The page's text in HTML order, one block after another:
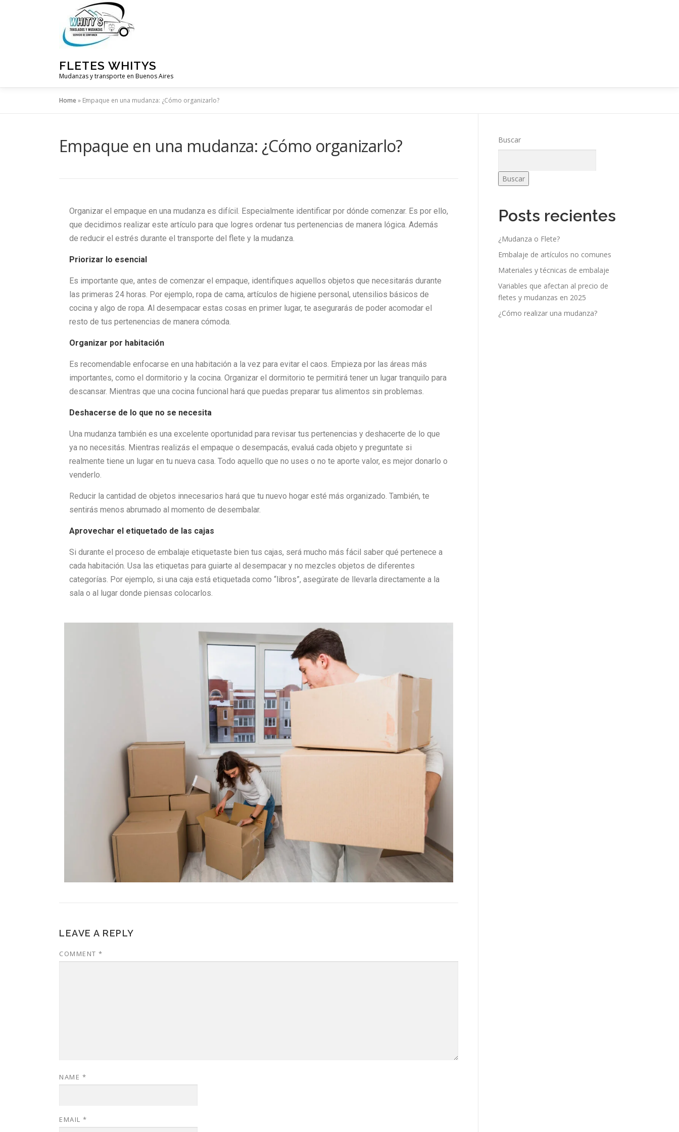
FLETES WHITYS
Mudanzas y transporte en Buenos Aires
Home» Empaque en una mudanza: ¿Cómo organizarlo?
Empaque en una mudanza: ¿Cómo organizarlo?
Organizar el empaque en una mudanza es difícil. Especialmente identificar por dónde comenzar. Es por ello,
que decidimos realizar este artículo para que logres ordenar tus pertenencias de manera lógica. Además
de reducir el estrés durante el transporte del flete y la mudanza.
Priorizar lo esencial
Es importante que, antes de comenzar el empaque, identifiques aquellos objetos que necesitarás durante
las primeras 24 horas. Por ejemplo, ropa de cama, artículos de higiene personal, utensilios básicos de
cocina y algo de ropa. Al desempacar estas cosas en primer lugar, te asegurarás de poder acomodar el
resto de tus pertenencias de manera cómoda.
Organizar por habitación
Es recomendable enfocarse en una habitación a la vez para evitar el caos. Empieza por las áreas más
importantes, como el dormitorio y la cocina. Organizar el dormitorio te permitirá tener un lugar tranquilo para
descansar. Mientras que una cocina funcional hará que puedas preparar tus alimentos sin problemas.
Deshacerse de lo que no se necesita
Una mudanza también es una excelente oportunidad para revisar tus pertenencias y deshacerte de lo que
ya no necesitás. Mientras realizás el empaque o desempacás, evaluá cada objeto y preguntate si
realmente tiene un lugar en tu nueva casa. Todo aquello que no uses o no te aporte valor, es mejor donarlo o
venderlo.
Reducir la cantidad de objetos innecesarios hará que tu nuevo hogar esté más organizado. También, te
sentirás menos abrumado al momento de desembalar.
Aprovechar el etiquetado de las cajas
Si durante el proceso de embalaje etiquetaste bien tus cajas, será mucho más fácil saber qué pertenece a
cada habitación. Usa las etiquetas para guiarte al desempacar y no mezcles objetos de diferentes
categorías. Por ejemplo, si una caja está etiquetada como “libros”, asegúrate de llevarla directamente a la
sala o al lugar donde piensas colocarlos.
LEAVE A REPLY
COMMENT *
NAME *
EMAIL *
Buscar
Buscar
Posts recientes
¿Mudanza o Flete?
Embalaje de artículos no comunes
Materiales y técnicas de embalaje
Variables que afectan al precio de
fletes y mudanzas en 2025
¿Cómo realizar una mudanza?